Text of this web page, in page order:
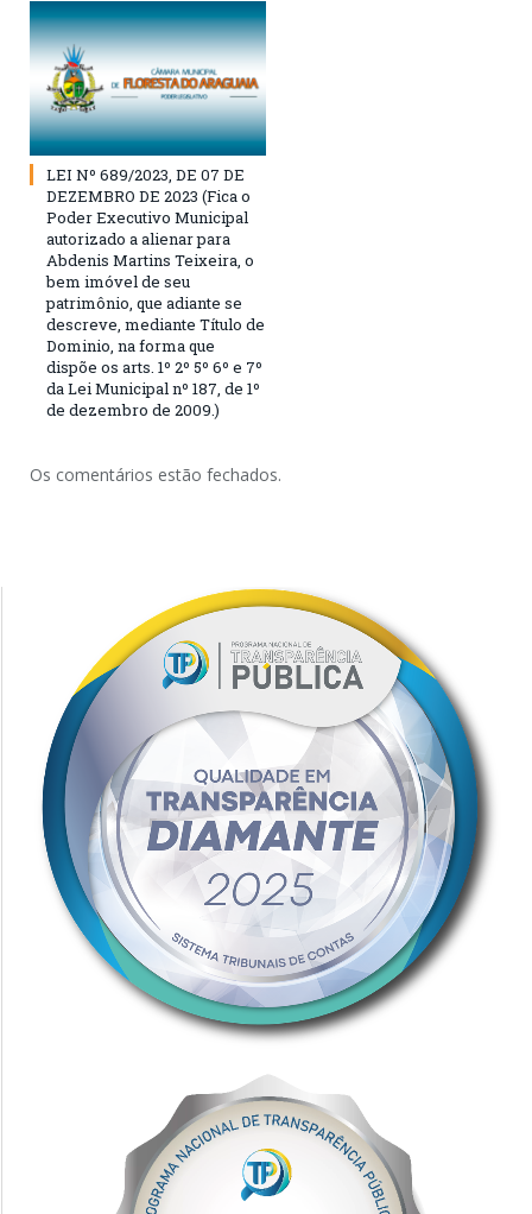
LEI Nº 689/2023, DE 07 DE
DEZEMBRO DE 2023 (Fica o
Poder Executivo Municipal
autorizado a alienar para
Abdenis Martins Teixeira, o
bem imóvel de seu
patrimônio, que adiante se
descreve, mediante Título de
Dominio, na forma que
dispõe os arts. 1º 2º 5º 6º e 7º
da Lei Municipal nº 187, de 1º
de dezembro de 2009.)
Os comentários estão fechados.